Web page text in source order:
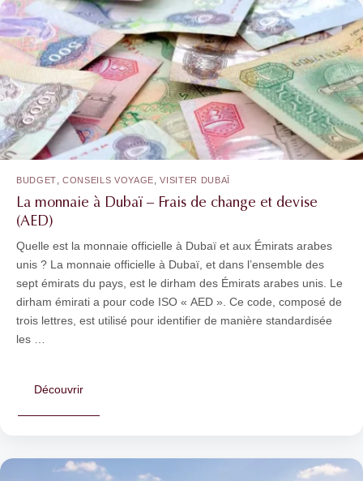
La monnaie à Dubaï – Frais de change et devise
(AED)
Quelle est la monnaie officielle à Dubaï et aux Émirats arabes
unis ? La monnaie officielle à Dubaï, et dans l’ensemble des
sept émirats du pays, est le dirham des Émirats arabes unis. Le
dirham émirati a pour code ISO « AED ». Ce code, composé de
trois lettres, est utilisé pour identifier de manière standardisée
les …
Découvrir
BUDGET,CONSEILS VOYAGE,VISITER DUBAÏ